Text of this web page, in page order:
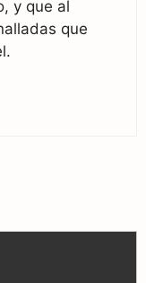
y que al
que